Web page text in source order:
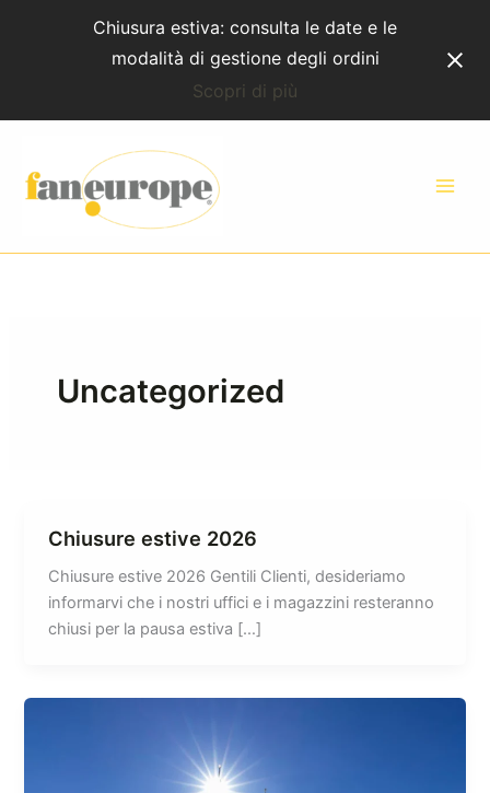
Chiusura estiva: consulta le date e le
modalità di gestione degli ordini
Scopri di più
Uncategorized
Chiusure estive 2026
Chiusure estive 2026 Gentili Clienti, desideriamo
informarvi che i nostri uffici e i magazzini resteranno
chiusi per la pausa estiva […]